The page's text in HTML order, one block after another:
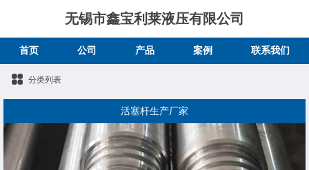
无锡市鑫宝利莱液压有限公司
首页 公司 产品 案例 联系我们
分类列表
活塞杆生产厂家